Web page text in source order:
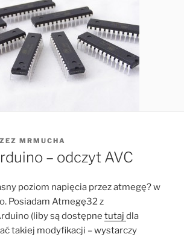
MRMUCHA
– odczyt AVC
poziom napięcia przez atmegę? w
Posiadam Atmegę32 z
(liby są dostępne tutaj dla
takiej modyfikacji – wystarczy